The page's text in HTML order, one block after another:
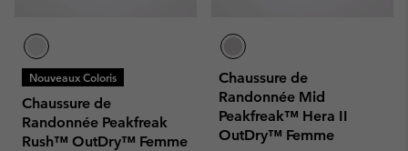
Nouveaux Coloris
Chaussure de
Randonnée Peakfreak
Rush™ OutDry™ Femme
Chaussure de
Randonnée Mid
Peakfreak™ Hera II
OutDry™ Femme